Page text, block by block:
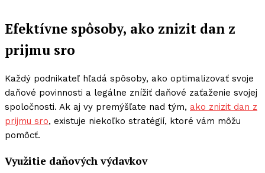
Efektívne spôsoby, ako znizit dan z
prijmu sro
Každý podnikateľ hľadá spôsoby, ako optimalizovať svoje
daňové povinnosti a legálne znížiť daňové zaťaženie svojej
spoločnosti. Ak aj vy premýšľate nad tým, ako znizit dan z
prijmu sro, existuje niekoľko stratégií, ktoré vám môžu
pomôcť.
Využitie daňových výdavkov